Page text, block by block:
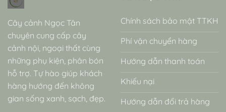
Cây cảnh Ngọc Tân
chuyên cung cấp cây
cảnh nội, ngoại thất cùng
những phụ kiện, phân bón
hỗ trợ. Tự hào giúp khách
hàng hướng đến không
gian sống xanh, sạch, đẹp.
Chính sách bảo mật TTKH
Phí vận chuyển hàng
Hướng dẫn thanh toán
Khiếu nại
Hướng dẫn đổi trả hàng